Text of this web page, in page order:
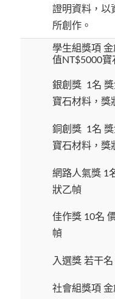
證明資料，以
所創作。
學生組獎項
值NT$5000寶
銀創獎 1名
寶石材料，獎
銅創獎 1名
寶石材料，獎
網路人氣獎 1
狀乙幀
佳作獎 10名
幀
入選獎 若干
社會組獎項